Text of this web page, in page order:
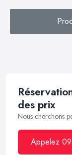
des prix
Nous cherchons
Appelez